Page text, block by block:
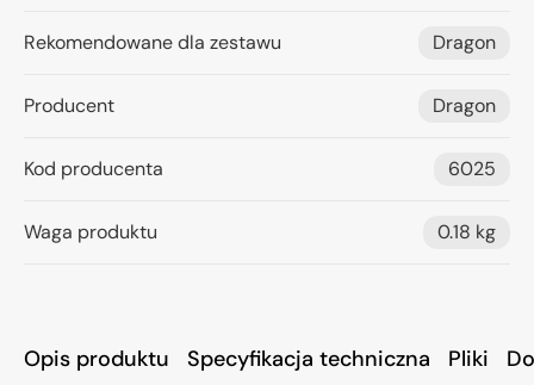
Opis produktu Specyfikacja techniczna Pliki
Rekomendowane dla zestawu Dragon
Producent Dragon
Kod producenta 6025
Waga produktu 0.18 kg